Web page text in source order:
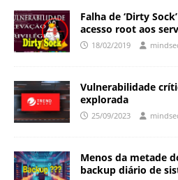
Falha de ‘Dirty
acesso root aos
18/02/2019
Vulnerabilidade
explorada
25/09/2023
Menos da metade
backup diário de